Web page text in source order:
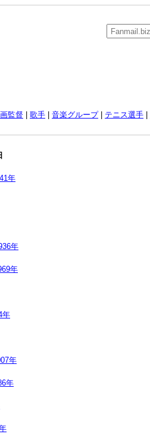
監督 歌手 音楽グループ| テニス選手
年
年
年
年
年
年